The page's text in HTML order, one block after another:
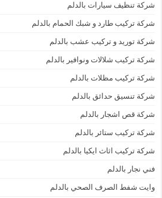
شركة تنظيف سيارات بالدلم
شركة تركيب طارد و شبك الحمام بالدلم
شركة توريد و تركيب عشب بالدلم
شركة تركيب شلالات ونوافير بالدلم
شركة تركيب مظلات بالدلم
شركة تنسيق حدائق بالدلم
شركة قص اشجار بالدلم
شركة تركيب ستائر بالدلم
شركة تركيب اثاث ايكيا بالدلم
فني نجار بالدلم
وايت شفط الصرف الصحي بالدلم